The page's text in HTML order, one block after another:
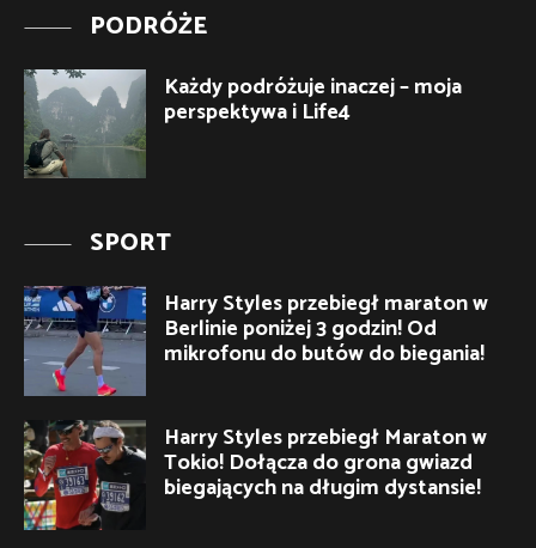
PODRÓŻE
Każdy podróżuje inaczej – moja
perspektywa i Life4
SPORT
Harry Styles przebiegł maraton w
Berlinie poniżej 3 godzin! Od
mikrofonu do butów do biegania!
Harry Styles przebiegł Maraton w
Tokio! Dołącza do grona gwiazd
biegających na długim dystansie!